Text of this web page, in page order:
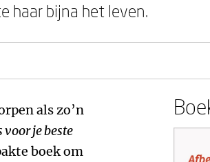
haar bijna het leven.
als zo’n
je beste
boek om